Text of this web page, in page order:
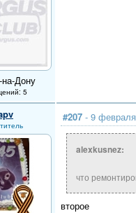
на-Дону
5
#207 - 9
alexkusnez:
что
второе